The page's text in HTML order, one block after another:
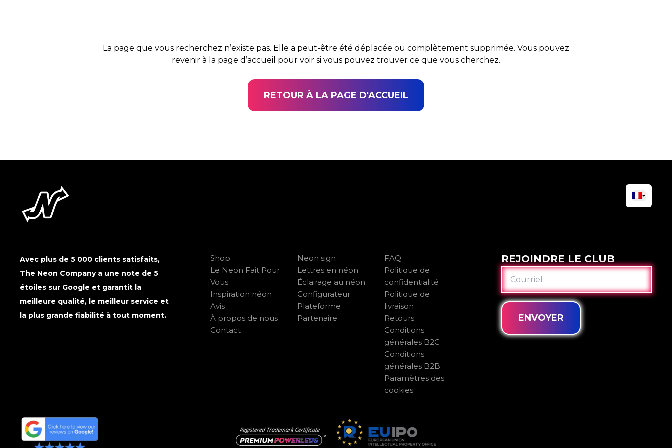
La page que vous recherchez n’existe pas. Elle a peut-être été déplacée ou complètement supprimée. Vous pouvez
revenir à la page d’accueil pour voir si vous pouvez trouver ce que vous cherchez.
RETOUR À LA PAGE D'ACCUEIL
Avec plus de 5 000 clients satisfaits,
The Neon Company a une note de 5
étoiles sur Google et garantit la
meilleure qualité, le meilleur service et
la plus grande fiabilité à tout moment.
Shop
Le Neon Fait Pour
Vous
Inspiration néon
Avis
À propos de nous
Contact
Neon sign
Lettres en néon
Éclairage au néon
Configurateur
Plateforme
Partenaire
FAQ
Politique de
confidentialité
Politique de
livraison
Retours
Conditions
générales B2C
Conditions
générales B2B
Paramètres des
cookies
REJOINDRE LE CLUB
COURRIEL
ENVOYER